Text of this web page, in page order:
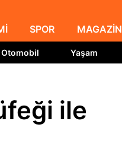
SPOR MAGAZİN
Otomobil Yaşam
ile